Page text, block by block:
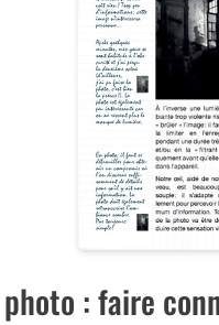
: faire